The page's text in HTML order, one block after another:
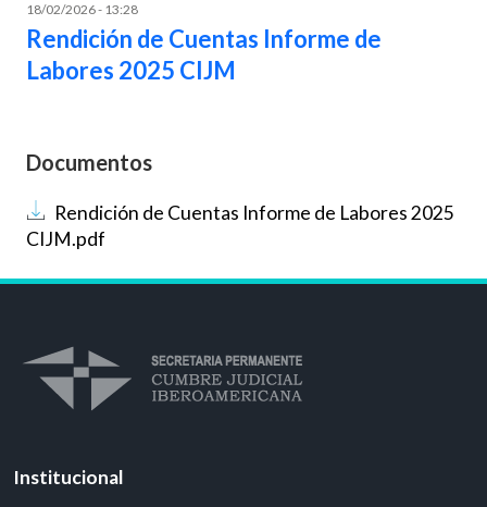
18/02/2026 - 13:28
Rendición de Cuentas Informe de
Labores 2025 CIJM
Documentos
Documento
Rendición de Cuentas Informe de Labores 2025
CIJM.pdf
Institucional